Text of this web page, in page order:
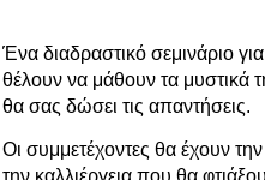
Ένα διαδραστικό σεμινάριο
θέλουν να μάθουν τα μυστικά
θα σας δώσει τις απαντήσεις.
Οι συμμετέχοντες θα έχουν
την καλλιέργεια που θα